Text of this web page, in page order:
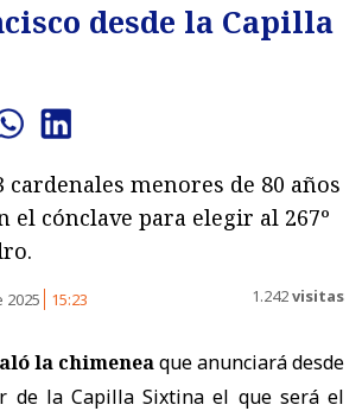
desde la Capilla
cardenales menores de 80 años
el cónclave para elegir al 267º
2025 15:23 1.242visitas
la chimeneaque anunciará desde
de la Capilla Sixtina el que será el